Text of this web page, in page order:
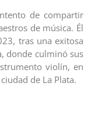
de compartir
de música. Él
tras una exitosa
donde culminó sus
violín, en
de La Plata.